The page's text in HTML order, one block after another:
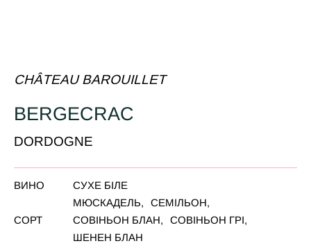
CHÂTEAU BAROUILLET
BERGECRAC
DORDOGNE
ВИНО СУХЕ БІЛЕ
СОРТ
МЮСКАДЕЛЬ, СЕМІЛЬОН,
СОВІНЬОН БЛАН, СОВІНЬОН ГРІ,
ШЕНЕН БЛАН